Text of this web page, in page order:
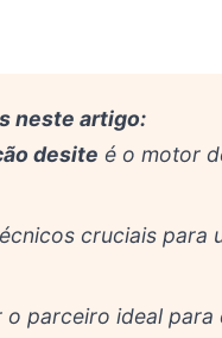
neste artigo:
desite é o motor
cruciais para
o parceiro ideal